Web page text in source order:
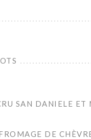
SAN DANIELE
DE